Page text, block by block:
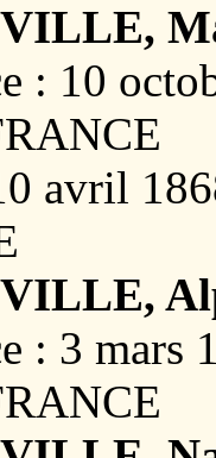
: 10
avril
: 3